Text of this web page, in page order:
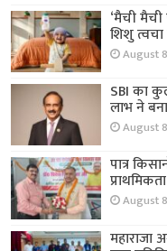
‘मैची
शिशु
August
SBI का
लाभ ने
August
पात्र
August
महाराजा